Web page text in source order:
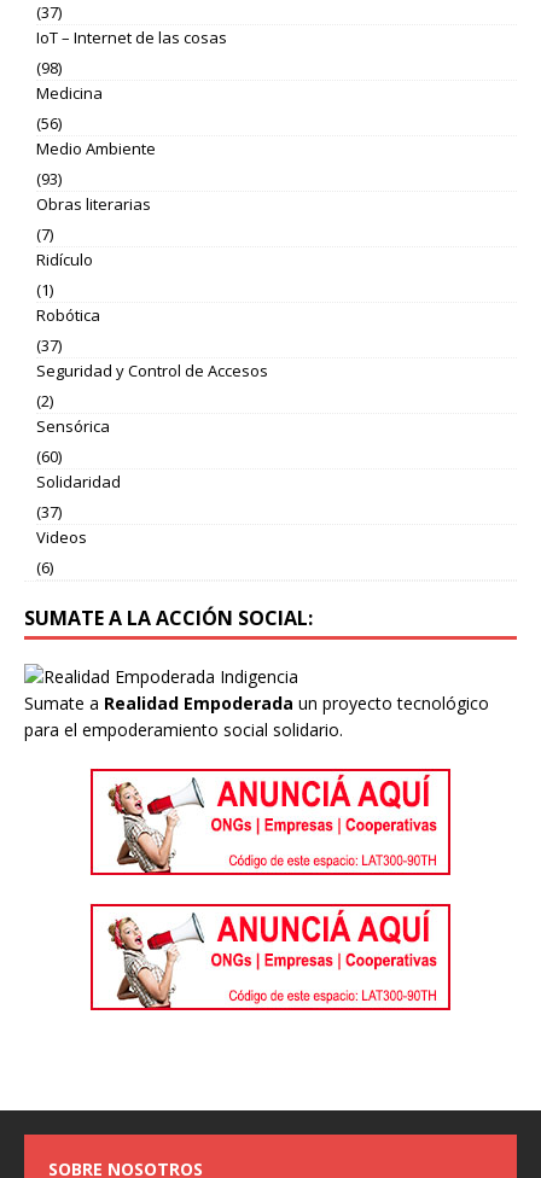
(37)
IoT – Internet de las cosas
(98)
Medicina
(56)
Medio Ambiente
(93)
Obras literarias
(7)
Ridículo
(1)
Robótica
(37)
Seguridad y Control de Accesos
(2)
Sensórica
(60)
Solidaridad
(37)
Videos
(6)
SUMATE A LA ACCIÓN SOCIAL:
Sumate a Realidad Empoderada un proyecto tecnológico
para el empoderamiento social solidario.
SOBRE NOSOTROS